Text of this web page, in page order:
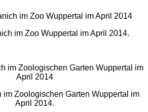
im Zoo Wuppertal im April 2014.
Zoologischen Garten Wuppertal im
April 2014.